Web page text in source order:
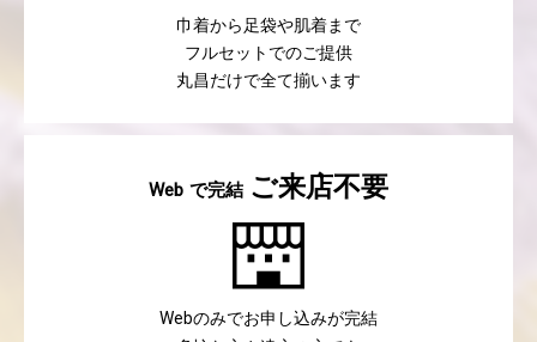
巾着から足袋や肌着まで
フルセットでのご提供
丸昌だけで全て揃います
Web で完結 ご来店不要
Webのみでお申し込みが完結